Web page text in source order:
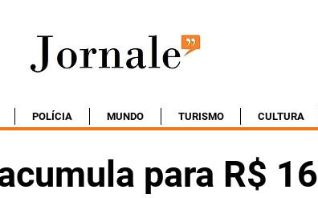
POLÍCIA MUNDO TURISMO CULTURA
para R$ 16